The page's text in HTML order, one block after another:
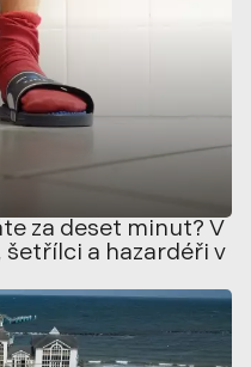
za deset minut? V
a hazardéři v